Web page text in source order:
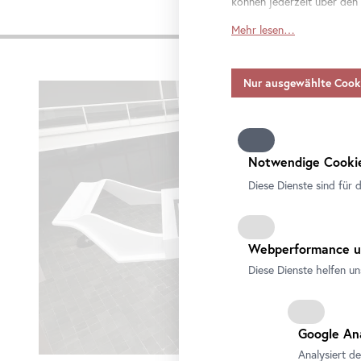
Soweit Diensteanbieter
Anbieter umfassen, die
ohne geeignete
alle Zwecke zulassen.
Datenschutzbeauftragten
Mehr lesen…
Notwendige
Diese Dienste sind für
Webperformance
Diese Dienste helfen
Google
Analysiert